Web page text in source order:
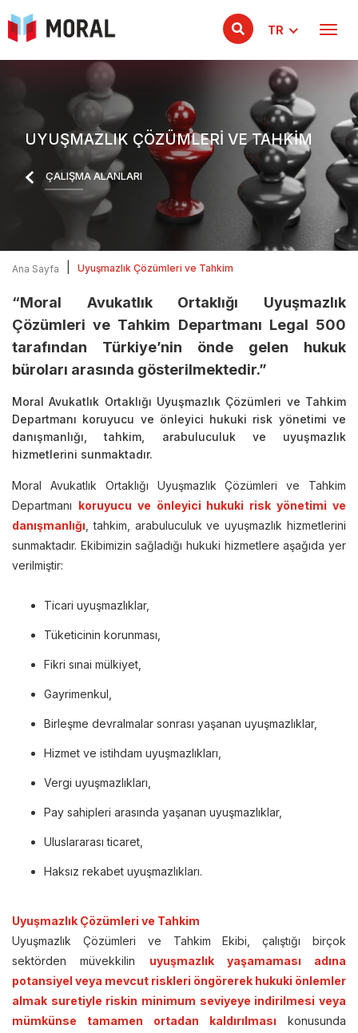
TR
UYUŞMAZLIK ÇÖZÜMLERI VE TAHKIM
ÇALIŞMA ALANLARI
Ana Sayfa Uyuşmazlık Çözümleri ve Tahkim
“Moral Avukatlık Ortaklığı Uyuşmazlık
Çözümleri ve Tahkim Departmanı Legal 500
tarafından Türkiye’nin önde gelen hukuk
büroları arasında gösterilmektedir.”
Moral Avukatlık Ortaklığı Uyuşmazlık Çözümleri ve Tahkim
Departmanı koruyucu ve önleyici hukuki risk yönetimi ve
danışmanlığı, tahkim, arabuluculuk ve uyuşmazlık
hizmetlerini sunmaktadır.
Moral Avukatlık Ortaklığı Uyuşmazlık Çözümleri ve Tahkim
Departmanı koruyucu ve önleyici hukuki risk yönetimi ve
danışmanlığı , tahkim, arabuluculuk ve uyuşmazlık hizmetlerini
sunmaktadır. Ekibimizin sağladığı hukuki hizmetlere aşağıda yer
verilmiştir:
Ticari uyuşmazlıklar,
Tüketicinin korunması,
Fikri sınai mülkiyet,
Gayrimenkul,
Birleşme devralmalar sonrası yaşanan uyuşmazlıklar,
Hizmet ve istihdam uyuşmazlıkları,
Vergi uyuşmazlıkları,
Pay sahipleri arasında yaşanan uyuşmazlıklar,
Uluslararası ticaret,
Haksız rekabet uyuşmazlıkları.
Uyuşmazlık Çözümleri ve Tahkim
Uyuşmazlık Çözümleri ve Tahkim Ekibi, çalıştığı birçok
sektörden müvekkilin uyuşmazlık yaşamaması adına
potansiyel veya mevcut riskleri öngörerek hukuki önlemler
almak suretiyle riskin minimum seviyeye indirilmesi veya
mümkünse tamamen ortadan kaldırılması konusunda